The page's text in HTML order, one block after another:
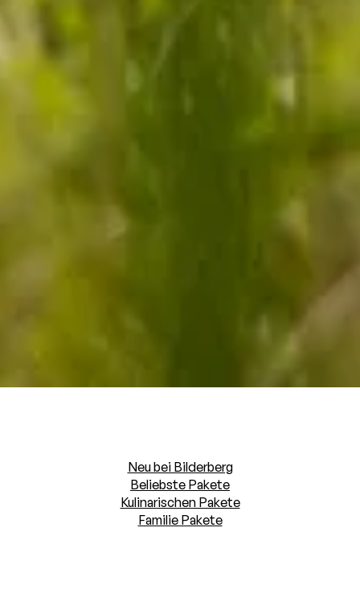
Neu bei Bilderberg
Beliebste Pakete
Kulinarischen Pakete
Familie Pakete